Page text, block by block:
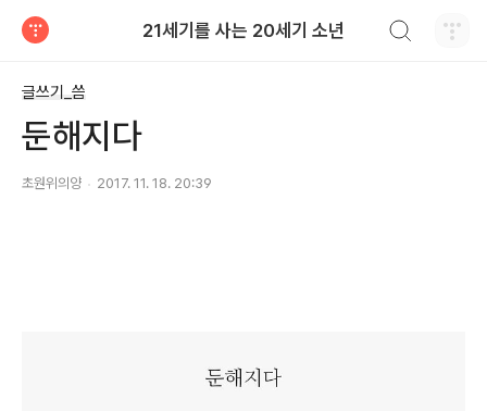
21세기를 사는 20세기 소년
글쓰기_씀
둔해지다
초원위의양 2017. 11. 18. 20:39